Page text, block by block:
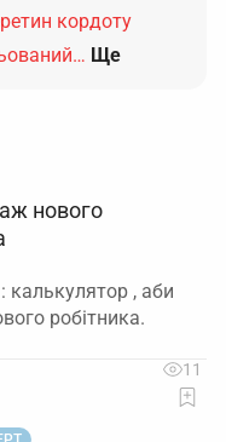
кордоту
Ще
нового
калькулятор , аби
робітника.
11